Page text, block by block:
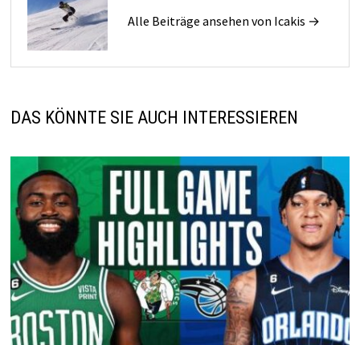
Alle Beiträge ansehen von Icakis →
DAS KÖNNTE SIE AUCH INTERESSIEREN